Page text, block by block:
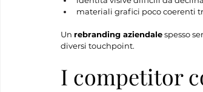
materiali grafici poco coerenti
Un rebranding aziendale spesso
diversi touchpoint.
I competitor